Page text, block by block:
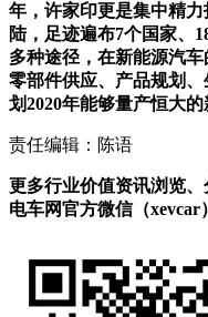
年，许家印更是集中精
陆，足迹遍布7个国家、
多种途径，在新能源汽车
零部件供应、产品规划
划2020年能够量产恒大的
责任编辑：陈语
更多行业价值资讯浏览
电车网官方微信（xevcar